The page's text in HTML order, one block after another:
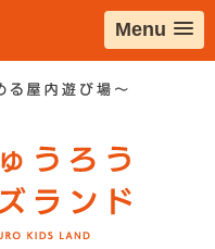
Menu